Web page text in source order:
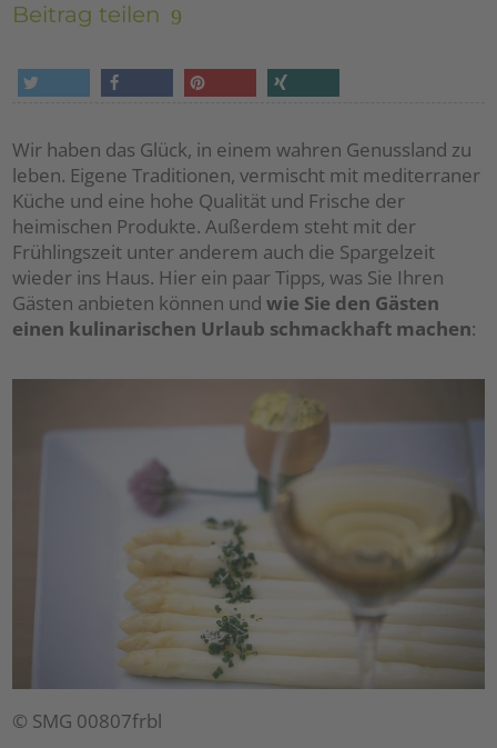
Beitrag teilen
Wir haben das Glück, in einem wahren Genussland zu
leben. Eigene Traditionen, vermischt mit mediterraner
Küche und eine hohe Qualität und Frische der
heimischen Produkte. Außerdem steht mit der
Frühlingszeit unter anderem auch die Spargelzeit
wieder ins Haus. Hier ein paar Tipps, was Sie Ihren
Gästen anbieten können undwie Sie den Gästen
einen kulinarischen Urlaub schmackhaft machen:
© SMG 00807frbl